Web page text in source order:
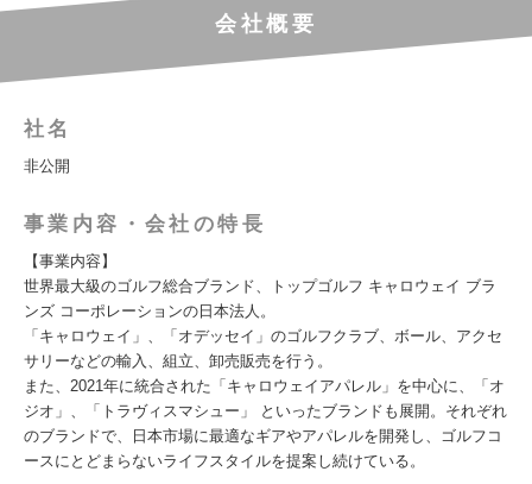
会社概要
社名
非公開
事業内容・会社の特長
【事業内容】
世界最大級のゴルフ総合ブランド、トップゴルフ キャロウェイ ブラ
ンズ コーポレーションの日本法人。
「キャロウェイ」、「オデッセイ」のゴルフクラブ、ボール、アクセ
サリーなどの輸入、組立、卸売販売を行う。
また、2021年に統合された「キャロウェイアパレル」を中心に、「オ
ジオ」、「トラヴィスマシュー」 といったブランドも展開。それぞれ
のブランドで、日本市場に最適なギアやアパレルを開発し、ゴルフコ
ースにとどまらないライフスタイルを提案し続けている。